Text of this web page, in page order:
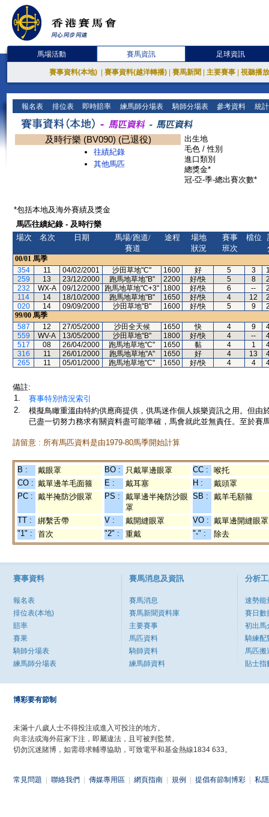
馬場活動 賽馬資訊 足球資訊
賽事資料(本地) 賽事資料(越洋轉播) 賽馬新聞 主要賽事 視聽播
報名表 排位表 即時賠率 練馬師分場表 騎師分場表 參考資料 統
及時行樂 (BV090) (已退役)
往績紀錄
其他馬匹
出生地
毛色 / 性別
進口類別
總獎金*
冠-亞-季-總出賽次數*
*包括本地及海外賽績及獎金
馬匹往績紀錄 - 及時行樂
場次
名次 日期
馬場/跑道/
賽道
途程
場地
狀況
賽事
班次
檔位
00/01 馬季
354
11 04/02/2001 沙田草地"C" 1600 好 5 3
259
13 23/12/2000 跑馬地草地"B" 2200 好/快 5 8
232
WX-A 09/12/2000 跑馬地草地"C+3" 1800 好/快 6 --
114
14 18/10/2000 跑馬地草地"B" 1650 好/快 4 12
020
14 09/09/2000 沙田草地"B" 1600 好/快 5 9
99/00 馬季
587
12 27/05/2000 沙田全天候 1650 快 4 9
559
WV-A 13/05/2000 沙田草地"B" 1800 好/快 4 --
517
08 26/04/2000 跑馬地草地"C" 1650 黏 4 1
316
11 26/01/2000 跑馬地草地"A" 1650 好 4 13
265
11 05/01/2000 跑馬地草地"C" 1650 好/快 4 4
備註:
1.
賽事特別情況索引
2.
模擬鳥瞰重溫由特約供應商提供，供馬迷作個人娛樂資訊之用。但
已盡一切努力務求有關資料盡可能準確，馬會就此並無責任。至於賽
請留意 : 所有馬匹資料是由1979-80馬季開始計算
B : 戴眼罩 BO : 只戴單邊眼罩 CC :
喉托
CO : 戴單邊羊毛面箍 E : 戴耳塞 H :
戴頭罩
PC : 戴半掩防沙眼罩 PS :
戴單邊半掩防沙眼
罩
SB : 戴羊毛額箍
TT : 綁繫舌帶 V : 戴開縫眼罩 VO : 戴單邊開縫眼罩
"1" :
首次 "2" : 重戴 "-" : 除去
賽事資料
報名表
排位表(本地)
賠率
賽果
騎師分場表
練馬師分場表
賽馬消息及資訊
賽馬消息
賽馬新聞資料庫
主要賽事
馬匹資料
騎師資料
練馬師資料
分析
速勢能
賽日數
初出馬
騎練配
馬匹搬
貼士指
博彩要有節制
未滿十八歲人士不得投注或進入可投注的地方。
向非法或海外莊家下注，即屬違法，且可被判監禁。
切勿沉迷賭博，如需尋求輔導協助，可致電平和基金熱線1834 633。
常見問題 聯絡我們 傳媒專用區 網頁指南 規例 提倡有節制博彩 私